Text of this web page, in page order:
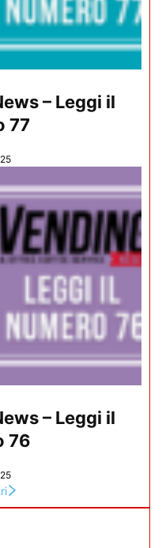
– Leggi il
77
– Leggi il
76